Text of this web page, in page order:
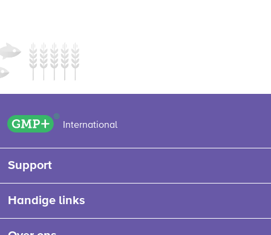
GMP+ logo
International
Support
Handige links